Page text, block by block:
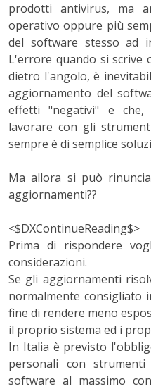
prodotti antivirus, ma
operativo oppure più
del software stesso ad
L'errore quando si scrive
dietro l'angolo, è
aggiornamento del
effetti "negativi" e
lavorare con gli
sempre è di semplice
Ma allora si può
aggiornamenti??
<$DXContinueReading$>
Prima di rispondere
considerazioni.
Se gli aggiornamenti
normalmente consigliato
fine di rendere meno
il proprio sistema ed i
In Italia è previsto
personali con
software al massimo